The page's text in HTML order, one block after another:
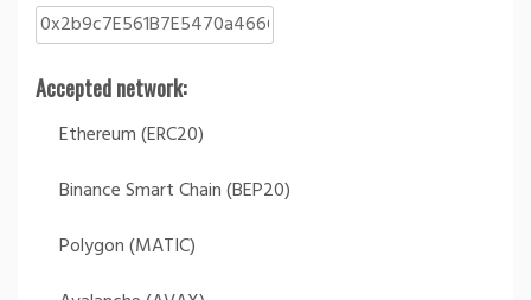
Accepted network:
Ethereum (ERC20)
Binance Smart Chain (BEP20)
Polygon (MATIC)